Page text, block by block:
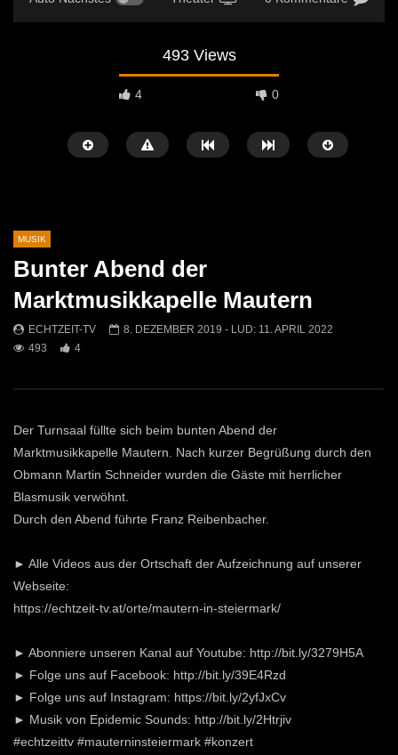
493 Views
4 0
irgendwann (Nena Cover)
ECHTZEIT-TV
Rose
MUSIK
Bunter Abend der
Marktmusikkapelle Mautern
ECHTZEIT-TV 8. DEZEMBER 2019 - LUD: 11. APRIL 2022
493
4
Der Turnsaal füllte sich beim bunten Abend der
Marktmusikkapelle Mautern. Nach kurzer Begrüßung durch den
Obmann Martin Schneider wurden die Gäste mit herrlicher
Blasmusik verwöhnt.
Durch den Abend führte Franz Reibenbacher.
► Alle Videos aus der Ortschaft der Aufzeichnung auf unserer
Webseite:
https://echtzeit-tv.at/orte/mautern-in-steiermark/
► Abonniere unseren Kanal auf Youtube: http://bit.ly/3279H5A
► Folge uns auf Facebook: http://bit.ly/39E4Rzd
► Folge uns auf Instagram: https://bit.ly/2yfJxCv
► Musik von Epidemic Sounds: http://bit.ly/2Htrjiv
#echtzeittv #mauterninsteiermark #konzert